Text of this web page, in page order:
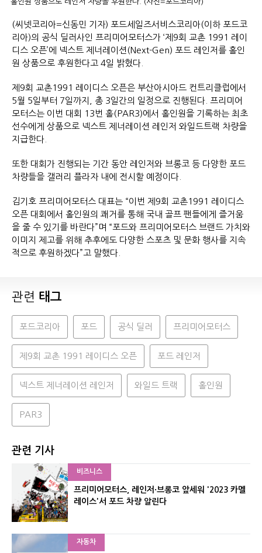
(씨넷코리아=신동민 기자) 포드세일즈서비스코리아(이하 포드코
리아)의 공식 딜러사인 프리미어모터스가 ‘제9회 교촌 1991 레이
디스 오픈’에 넥스트 제너레이션(Next-Gen) 포드 레인저를 홀인
원 상품으로 후원한다고 4일 밝혔다.
제9회 교촌1991 레이디스 오픈은 부산아시아드 컨트리클럽에서
5월 5일부터 7일까지, 총 3일간의 일정으로 진행된다. 프리미어
모터스는 이번 대회 13번 홀(PAR3)에서 홀인원을 기록하는 최초
선수에게 상품으로 넥스트 제너레이션 레인저 와일드트랙 차량을
지급한다.
또한 대회가 진행되는 기간 동안 레인저와 브롱코 등 다양한 포드
차량들을 갤러리 플라자 내에 전시할 예정이다.
김기호 프리미어모터스 대표는 “이번 제9회 교촌1991 레이디스
오픈 대회에서 홀인원의 쾌거를 통해 국내 골프 팬들에게 즐거움
을 줄 수 있기를 바란다”며 “포드와 프리미어모터스 브랜드 가치와
이미지 제고를 위해 추후에도 다양한 스포츠 및 문화 행사를 지속
적으로 후원하겠다”고 말했다.
관련 태그
포드코리아 포드 공식 딜러 프리미어모터스
제9회 교촌 1991 레이디스 오픈 포드 레인저
넥스트 제너레이션 레인저 와일드 트랙 홀인원
PAR3
관련 기사
비즈니스
프리미어모터스, 레인저·브롱코 앞세워 '2023 카멜
레이스'서 포드 차량 알린다
자동차